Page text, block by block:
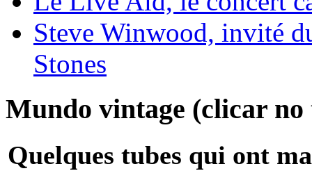
Steve Winwood, invité
Stones
Mundo vintage (clicar
Quelques tubes qui ont